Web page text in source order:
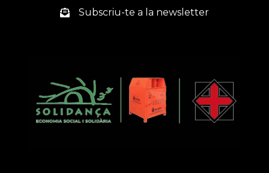
Subscriu-te a la newsletter